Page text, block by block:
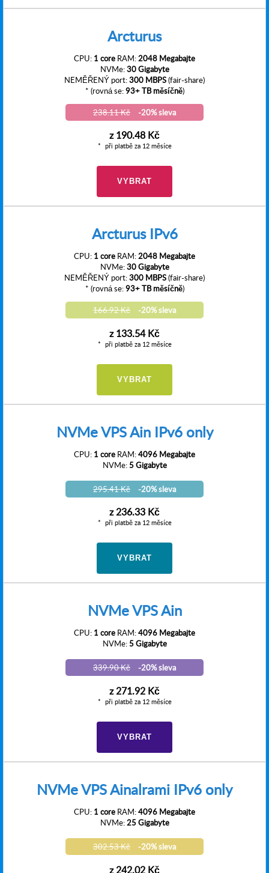
Arcturus
CPU: 1 core RAM:2048 Megabajte
NVMe:30 Gigabyte
NEMĚŘENÝ port:300 MBPS(fair-share)
* (rovná se:93+ TB měsíčně)
238.11 Kč
-20% sleva
z190.48 Kč
při platbě za 12 měsíce
VYBRAT
Arcturus IPv6
CPU: 1 core RAM:2048 Megabajte
NVMe:30 Gigabyte
NEMĚŘENÝ port:300 MBPS(fair-share)
* (rovná se:93+ TB měsíčně)
166.92 Kč
-20% sleva
z133.54 Kč
při platbě za 12 měsíce
VYBRAT
NVMe VPS Ain IPv6 only
CPU: 1 core RAM:4096 Megabajte
NVMe:5 Gigabyte
295.41 Kč -20% sleva
z236.33 Kč
při platbě za 12 měsíce
VYBRAT
NVMe VPS Ain
CPU: 1 core RAM:4096 Megabajte
NVMe:5 Gigabyte
339.90 Kč -20% sleva
z271.92 Kč
při platbě za 12 měsíce
VYBRAT
NVMe VPS Ainalrami IPv6 only
CPU: 1 core RAM:4096 Megabajte
NVMe:25 Gigabyte
302.53 Kč -20% sleva
z242.02 Kč